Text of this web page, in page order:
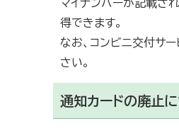
マイナンバーが記載さ
得できます。
なお、コンビニ交付サ
さい。
通知カードの廃止